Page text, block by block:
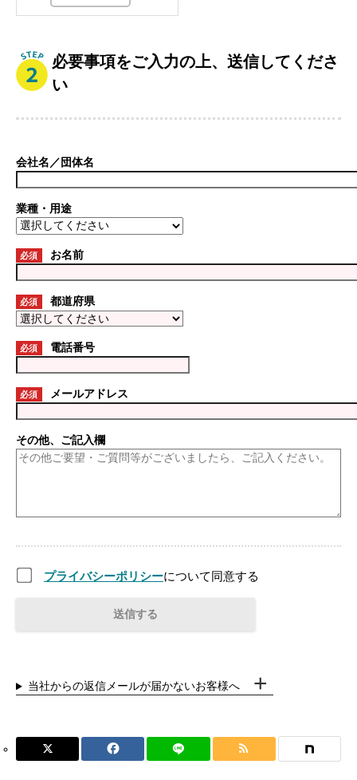
必要事項をご入力の上、送信してくださ
い
会社名／団体名
業種・用途
必須 お名前
必須 都道府県
必須 電話番号
必須 メールアドレス
その他、ご記入欄
プライバシーポリシーについて同意する
当社からの返信メールが届かないお客様へ